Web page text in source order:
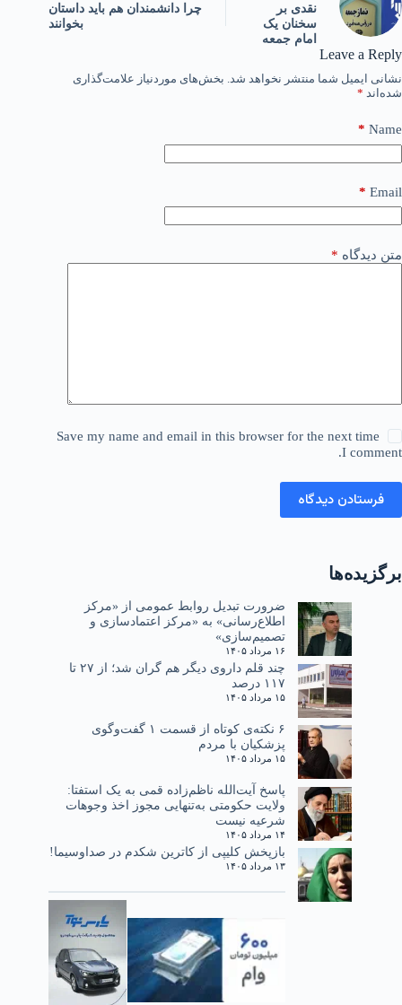
نقدی بر
سخنان یک
امام جمعه
چرا دانشمندان هم باید داستان
بخوانند
Leave a Reply
نشانی ایمیل شما منتشر نخواهد شد. بخش‌های موردنیاز علامت‌گذاری
شده‌اند *
Name
*
Email
*
متن دیدگاه *
Save my name and email in this browser for the next time
I comment.
فرستادن دیدگاه
برگزیده‌ها
ضرورت تبدیل روابط عمومی از «مرکز
اطلاع‌رسانی» به «مرکز اعتمادسازی و
تصمیم‌سازی»
۱۶ مرداد ۱۴۰۵
چند قلم داروی دیگر هم گران شد؛ از ۲۷ تا
۱۱۷ درصد
۱۵ مرداد ۱۴۰۵
۶ نکته‌ی کوتاه از قسمت ۱ گفت‌وگوی
پزشکیان با مردم
۱۵ مرداد ۱۴۰۵
پاسخ آیت‌الله ناظم‌زاده قمی به یک استفتا:
ولایت حکومتی به‌تنهایی مجوز اخذ وجوهات
شرعیه نیست
۱۴ مرداد ۱۴۰۵
بازپخش کلیپی از کاترین شکدم در صداوسیما!
۱۳ مرداد ۱۴۰۵